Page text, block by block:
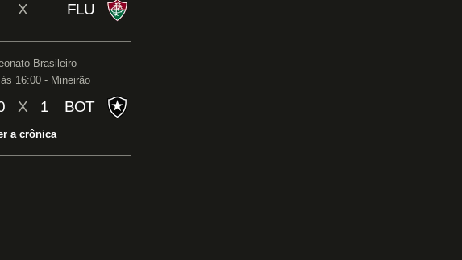
X FLU
Brasileiro
16:00 - Mineirão
X 1 BOT
a crônica